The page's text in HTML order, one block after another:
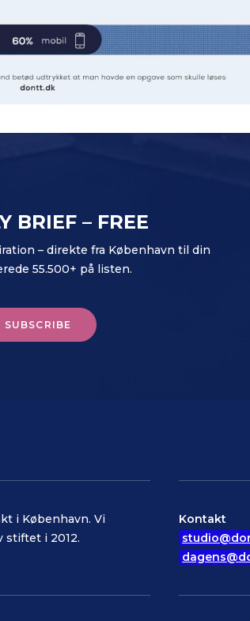
BRIEF – FREE
– direkte fra København til din
55.500+ på listen.
SUBSCRIBE
i København. Vi
i 2012.
Kontakt